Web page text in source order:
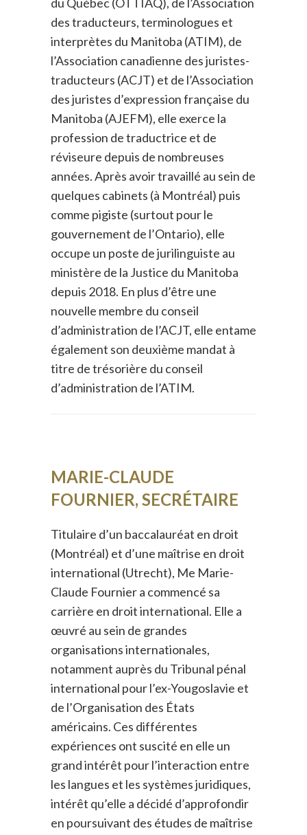
des traducteurs, terminologues et
interprètes du Manitoba (ATIM), de
l’Association canadienne des juristes-
traducteurs (ACJT) et de l’Association
des juristes d’expression française du
Manitoba (AJEFM), elle exerce la
profession de traductrice et de
réviseure depuis de nombreuses
années. Après avoir travaillé au sein de
quelques cabinets (à Montréal) puis
comme pigiste (surtout pour le
gouvernement de l’Ontario), elle
occupe un poste de jurilinguiste au
ministère de la Justice du Manitoba
depuis 2018. En plus d’être une
nouvelle membre du conseil
d’administration de l’ACJT, elle entame
également son deuxième mandat à
titre de trésorière du conseil
d’administration de l’ATIM.
MARIE-CLAUDE
FOURNIER, SECRÉTAIRE
Titulaire d’un baccalauréat en droit
(Montréal) et d’une maîtrise en droit
international (Utrecht), Me Marie-
Claude Fournier a commencé sa
carrière en droit international. Elle a
œuvré au sein de grandes
organisations internationales,
notamment auprès du Tribunal pénal
international pour l’ex-Yougoslavie et
de l’Organisation des États
américains. Ces différentes
expériences ont suscité en elle un
grand intérêt pour l’interaction entre
les langues et les systèmes juridiques,
intérêt qu’elle a décidé d’approfondir
en poursuivant des études de maîtrise